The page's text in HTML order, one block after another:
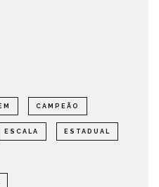
CAMPEÃO
ESCALA ESTADUAL